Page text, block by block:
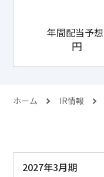
年間配当予想
円
ホーム IR情報